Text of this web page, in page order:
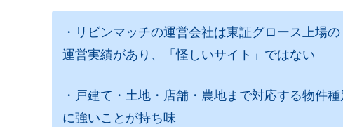
・リビンマッチの運営会社は東証グロース上場
運営実績があり、「怪しいサイト」ではない
・戸建て・土地・店舗・農地まで対応する物件
に強いことが持ち味